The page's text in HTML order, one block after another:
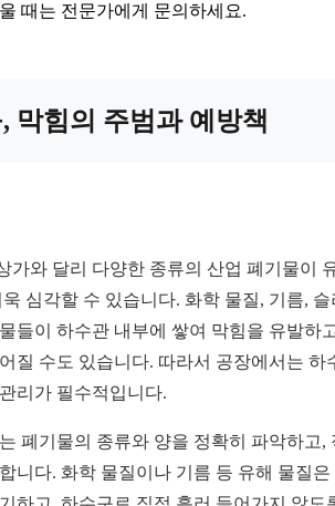
때는 전문가에게 문의하세요.
막힘의 주범과 예방책
가와 달리 다양한 종류의 산업 폐기물이
심각할 수 있습니다. 화학 물질, 기름, 슬
들이 하수관 내부에 쌓여 막힘을 유발하
질 수도 있습니다. 따라서 공장에서는 하
리가 필수적입니다.
폐기물의 종류와 양을 정확히 파악하고,
니다. 화학 물질이나 기름 등 유해 물질은